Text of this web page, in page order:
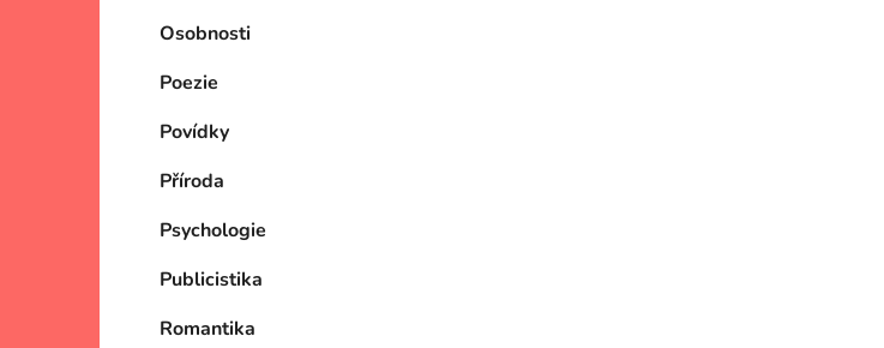
Osobnosti
Poezie
Povídky
Příroda
Psychologie
Publicistika
Romantika